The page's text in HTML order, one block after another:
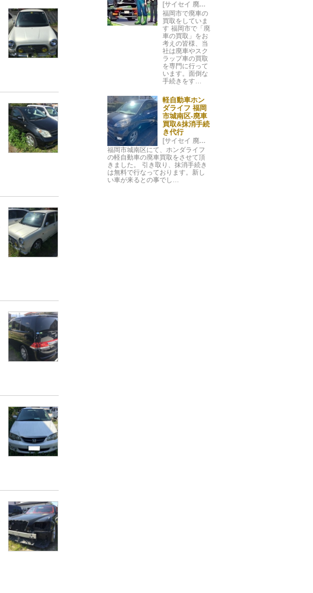
[サイセイ 廃車ネット 福岡市] 2024/05/16 00:44
福岡市で廃車の
買取をしていま
す 福岡市で「廃
車の買取」をお
考えの皆様、当
社は廃車やスク
ラップ車の買取
を専門に行って
います。面倒な
手続きをす…
軽自動車ホン
ダライフ 福岡
市城南区-廃車
買取&抹消手続
き代行
[サイセイ 廃車ネット 福岡市] 2023/11/07 02:01
福岡市城南区にて、ホンダライフ
の軽自動車の廃車買取をさせて頂
きました。 引き取り、抹消手続き
は無料で行なっております。新し
い車が来るとの事でし…